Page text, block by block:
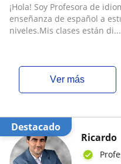
¡Hola! Soy Profesora de
enseñanza de español a
niveles.Mis clases están di...
ver más
Destacado
Ricardo